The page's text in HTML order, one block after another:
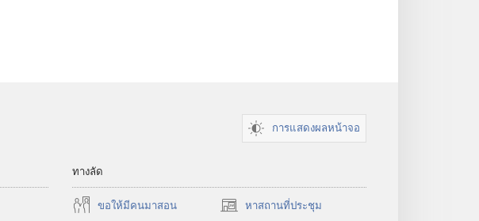
การแสดงผลหน้าจอ
ทางลัด
ขอ​ให้​มี​คน​มา​สอน หาสถานที่ประชุม
(เปิด